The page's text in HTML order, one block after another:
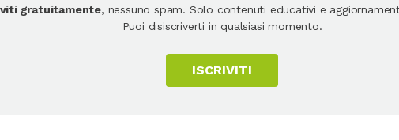
gratuitamente, nessuno spam. Solo contenuti educativi e
Puoi disiscriverti in qualsiasi momento.
ISCRIVITI